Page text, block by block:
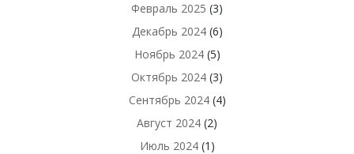
Февраль 2025 (3)
Декабрь 2024(6)
Ноябрь 2024(5)
Октябрь 2024 (3)
Сентябрь 2024(4)
Август 2024 (2)
Июль 2024(1)